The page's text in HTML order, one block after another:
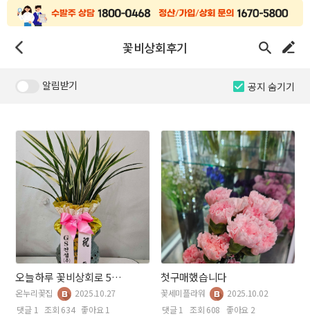
꽃비상회후기
알림받기 공지 숨기기
오늘하루 꽃비상회로 5십만원 물품주문햇어요~~~
온누리꽃집
2025.10.27
댓글 1
조회 634 좋아요 1
첫구매했습니다
꽃세미플라워
2025.10.02
댓글 1
조회 608 좋아요 2